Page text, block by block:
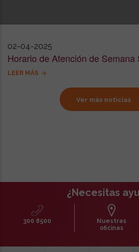
02-04-2025
Horario de Atención de Semana
LEER MÁS
Ver más noticias
¿Necesitas
300 8500
Nuestras
oficinas